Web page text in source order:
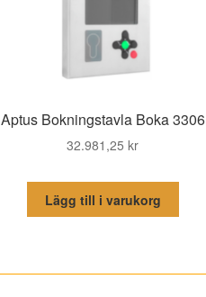
Aptus Bokningstavla Boka 3306
32.981,25kr
Lägg till i varukorg